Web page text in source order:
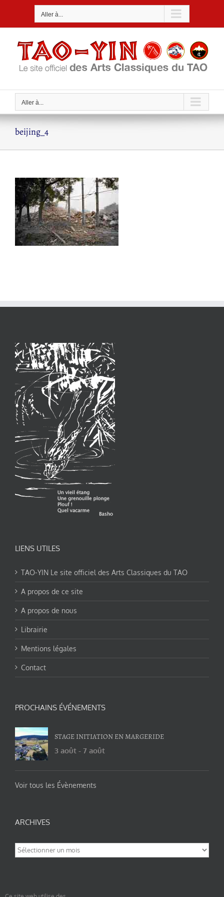
Aller à...
Aller à...
beijing_4
LIENS UTILES
TAO-YIN Le site officiel des Arts Classiques du TAO
A propos de ce site
A propos de nous
Librairie
Mentions légales
Contact
PROCHAINS ÉVÉNEMENTS
STAGE INITIATION EN MARGERIDE
3 août - 7 août
Voir tous les Évènements
ARCHIVES
Archives